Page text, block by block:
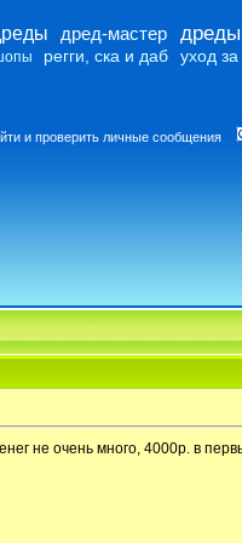
дред-мастер дреды
регги, ска и даб уход
и проверить личные сообщения
не очень много, 4000р. в